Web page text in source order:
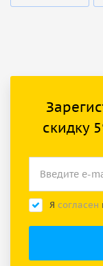
скидку
Я согласен